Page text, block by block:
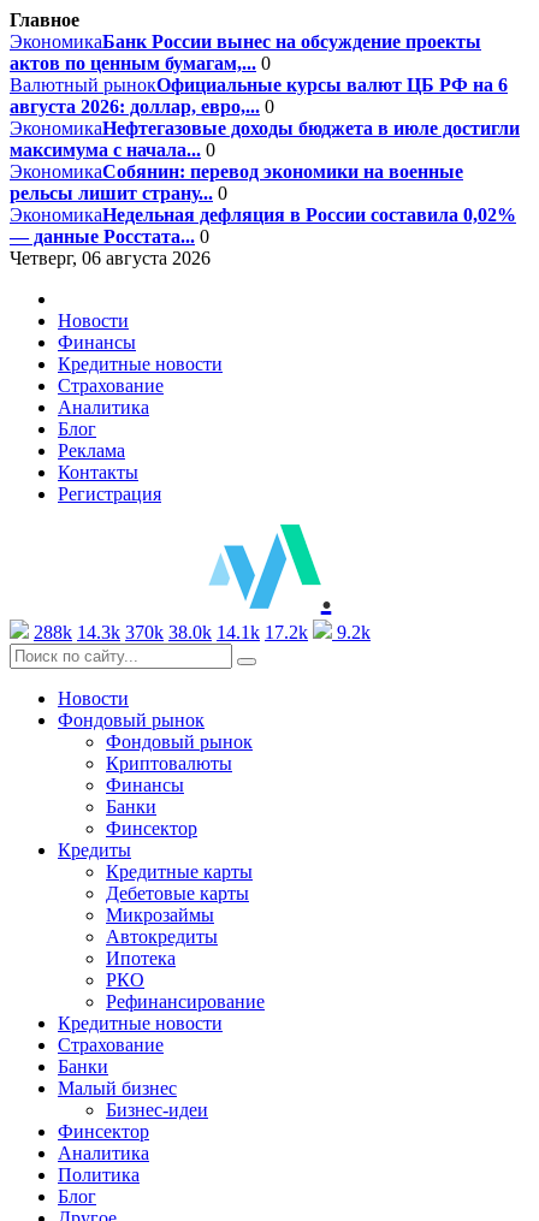
Главное
ЭкономикаБанк России вынес на обсуждение проекты
актов по ценным бумагам,... 0
Валютный рынокОфициальные курсы валют ЦБ РФ на 6
августа 2026: доллар, евро,... 0
ЭкономикаНефтегазовые доходы бюджета в июле достигли
максимума с начала... 0
ЭкономикаСобянин: перевод экономики на военные
рельсы лишит страну... 0
ЭкономикаНедельная дефляция в России составила 0,02%
— данные Росстата... 0
Четверг, 06 августа 2026
Новости
Финансы
Кредитные новости
Страхование
Аналитика
Блог
Реклама
Контакты
Регистрация
.
288k 14.3k 370k 38.0k 14.1k 17.2k 9.2k
Новости
Фондовый рынок
Фондовый рынок
Криптовалюты
Финансы
Банки
Финсектор
Кредиты
Кредитные карты
Дебетовые карты
Микрозаймы
Автокредиты
Ипотека
РКО
Рефинансирование
Кредитные новости
Страхование
Банки
Малый бизнес
Бизнес-идеи
Финсектор
Аналитика
Политика
Блог